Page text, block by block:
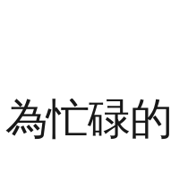
忙碌的